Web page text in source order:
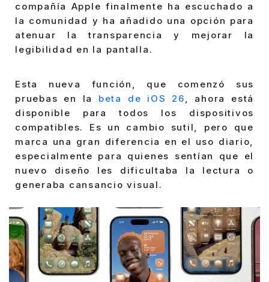
compañía Apple finalmente ha escuchado a
la comunidad y ha añadido una opción para
atenuar la transparencia y mejorar la
legibilidad en la pantalla.
Esta nueva función, que comenzó sus
pruebas en la beta de iOS 26, ahora está
disponible para todos los dispositivos
compatibles. Es un cambio sutil, pero que
marca una gran diferencia en el uso diario,
especialmente para quienes sentían que el
nuevo diseño les dificultaba la lectura o
generaba cansancio visual.